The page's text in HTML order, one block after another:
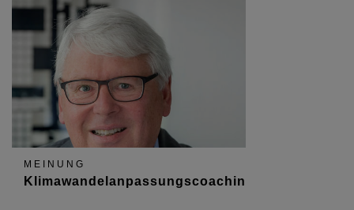
MEINUNG
Klimawandelanpassungscoaching